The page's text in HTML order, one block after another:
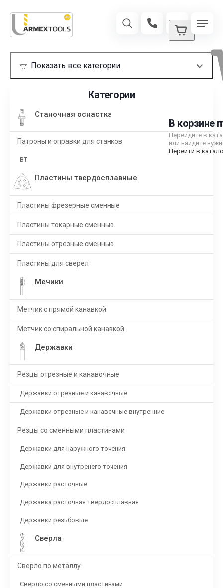
В корзине
Перейдите в
или найдите
Перейти в
Категории
Станочная оснастка
Патроны и оправки для станков
BT
Пластины твердосплавные
Пластины фрезерные сменные
Пластины токарные сменные
Пластины отрезные сменные
Пластины для сверел
Мечики
Метчик с прямой канавкой
Метчик со спиральной канавкой
Державки
Резцы отрезные и канавочные
Державки отрезные и канавочные
Державки отрезные и канавочные внутренние
Резцы со сменными пластинами
Державки для наружного точения
Державки для внутренего точения
Державки расточные
Державка расточная твердосплавная
Державки резьбовые
Сверла
Сверло по металлу
Сверло со сменными пластинами